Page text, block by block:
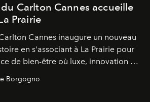
Carlton Cannes accueille
Prairie
Cannes inaugure un nouveau
en s'associant à La Prairie pour
de bien-être où luxe, innovation et
Borgogno